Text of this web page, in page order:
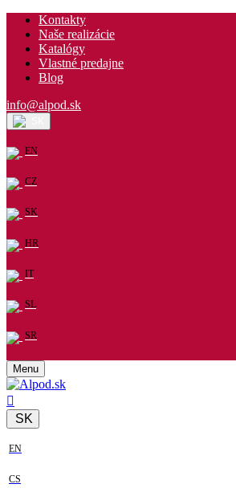
Kontakty
Naše realizácie
Katalógy
Vlastné predajne
Blog
info@alpod.sk
EN
CZ
SK
HR
IT
SL
SR
Menu
SK
EN
CS